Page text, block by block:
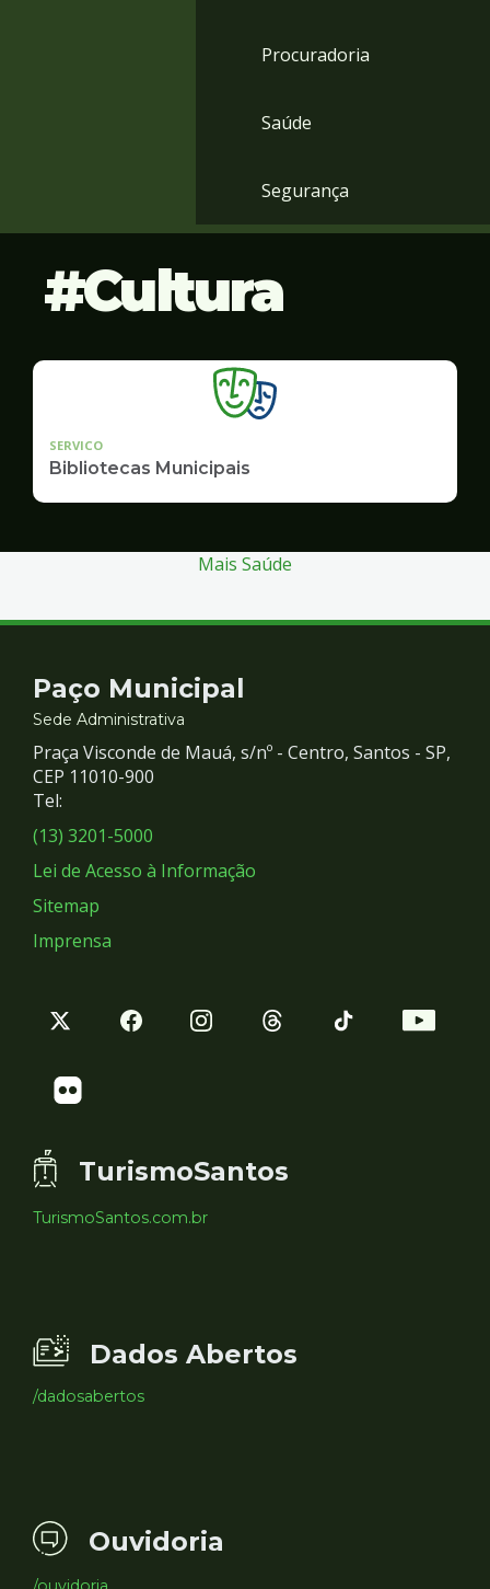
Procuradoria
Saúde
Segurança
Cultura
SERVICO
Bibliotecas Municipais
Mais Saúde
Contato
e
Redes
Sociais
Paço Municipal
Sede Administrativa
Praça Visconde de Mauá, s/nº - Centro, Santos - SP,
CEP 11010-900
Tel:
(13) 3201-5000
Lei de Acesso à Informação
Sitemap
Imprensa
TurismoSantos
TurismoSantos.com.br
Dados Abertos
/dadosabertos
Ouvidoria